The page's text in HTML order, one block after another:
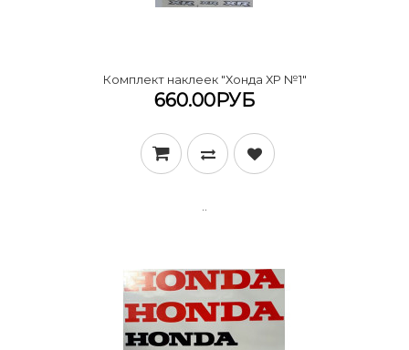
Комплект наклеек "Хонда ХР №1"
660.00РУБ